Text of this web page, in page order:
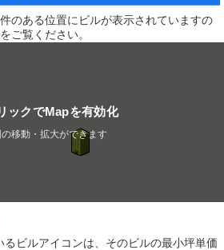
のある位置にビルが表示されていますの
ご覧ください。
ックでMapを有効化
移動・拡大ができます
るビルアイコンは、そのビルの最小坪単価